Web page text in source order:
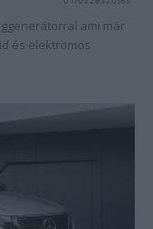
ami már
és elektromos